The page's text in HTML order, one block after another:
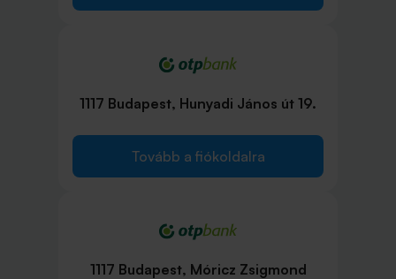
1117 Budapest, Hunyadi János út 19.
Tovább a fiókoldalra
1117 Budapest, Móricz Zsigmond